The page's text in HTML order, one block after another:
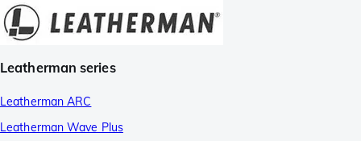
Leatherman series
Leatherman ARC
Leatherman Wave Plus